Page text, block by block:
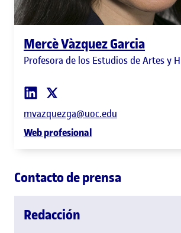
Mercè Vàzquez Garcia
Profesora de los Estudios de Artes y
mvazquezga@uoc.edu
Web profesional
Contacto de prensa
Redacción